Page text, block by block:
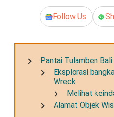
Follow Us
Pantai Tulamben Bali
Eksplorasi
Wreck
Melihat
Alamat Objek